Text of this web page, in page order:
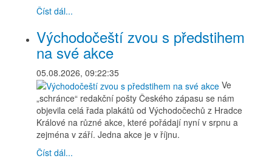
Číst dál...
Východočeští zvou s předstihem
na své akce
05.08.2026, 09:22:35
Ve
„schránce“ redakční pošty Českého zápasu se nám
objevila celá řada plakátů od Východočechů z Hradce
Králové na různé akce, které pořádají nyní v srpnu a
zejména v září. Jedna akce je v říjnu.
Číst dál...